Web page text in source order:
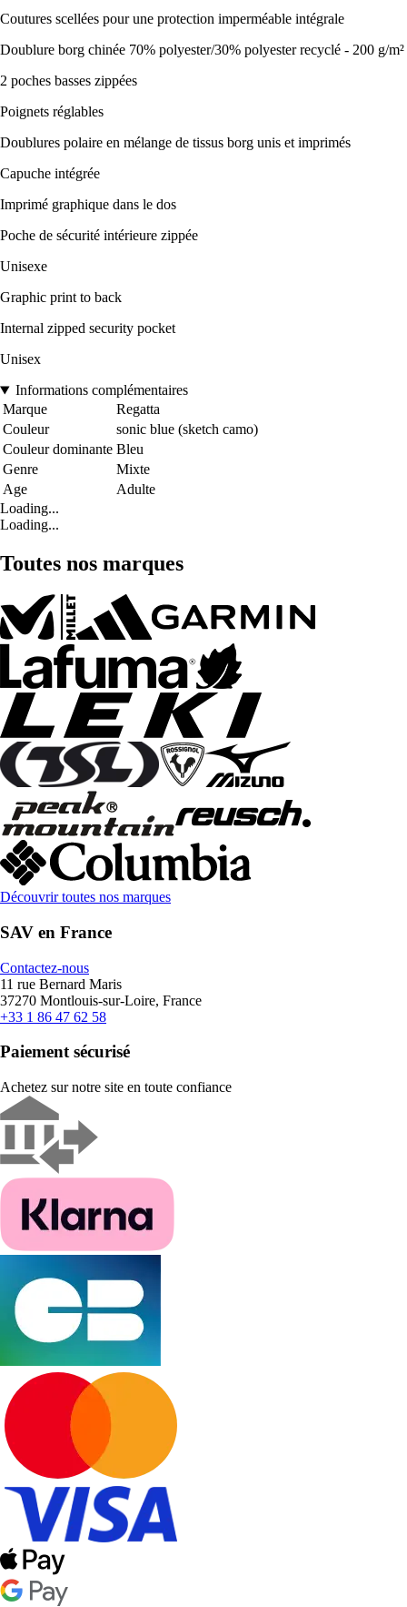
Coutures scellées pour une protection imperméable intégrale
Doublure borg chinée 70% polyester/30% polyester recyclé - 200 g/m²
2 poches basses zippées
Poignets réglables
Doublures polaire en mélange de tissus borg unis et imprimés
Capuche intégrée
Imprimé graphique dans le dos
Poche de sécurité intérieure zippée
Unisexe
Graphic print to back
Internal zipped security pocket
Unisex
Informations complémentaires
Marque
Regatta
Couleur
sonic blue (sketch camo)
Couleur dominante Bleu
Genre
Mixte
Age
Adulte
Loading...
Loading...
Toutes nos marques
Découvrir toutes nos marques
SAV en France
Contactez-nous
11 rue Bernard Maris
37270 Montlouis-sur-Loire, France
+33 1 86 47 62 58
Paiement sécurisé
Achetez sur notre site en toute confiance